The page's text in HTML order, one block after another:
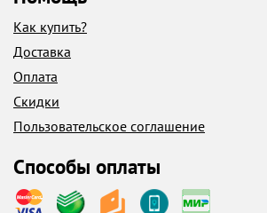
Как купить?
Доставка
Оплата
Скидки
Пользовательское соглашение
Способы оплаты